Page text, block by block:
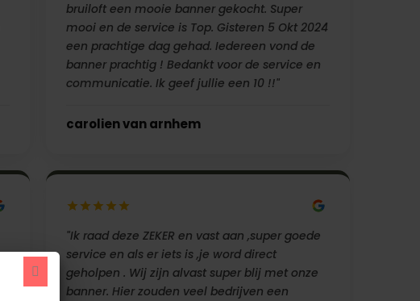
bruiloft een mooie banner gekocht. Super
mooi en de service is Top. Gisteren 5 Okt 2024
een prachtige dag gehad. Iedereen vond de
banner prachtig ! Bedankt voor de service en
communicatie. Ik geef jullie een 10 !!"
carolien van arnhem
"Ik raad deze ZEKER en vast aan ,super goede
service en als er iets is ,je word direct
geholpen . Wij zijn alvast super blij met onze
banner. Hier zouden veel bedrijven een